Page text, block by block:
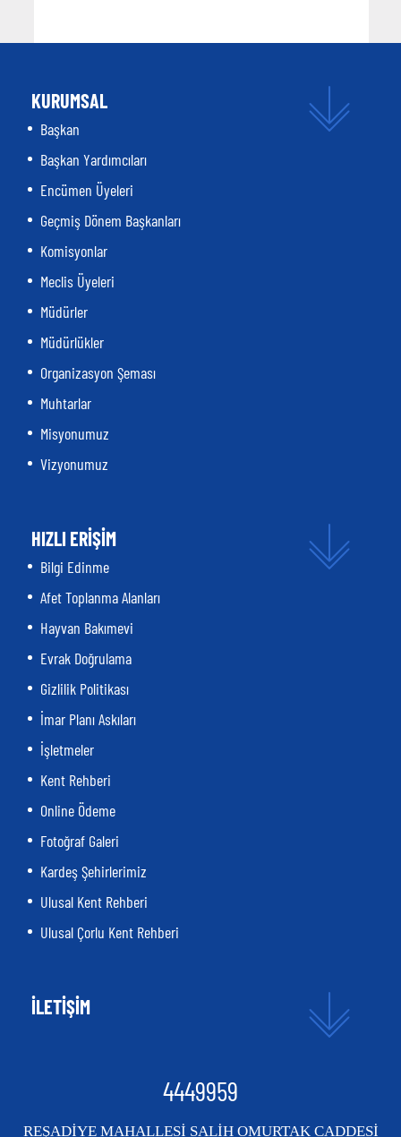
KURUMSAL
Başkan
Başkan Yardımcıları
Encümen Üyeleri
Geçmiş Dönem Başkanları
Komisyonlar
Meclis Üyeleri
Müdürler
Müdürlükler
Organizasyon Şeması
Muhtarlar
Misyonumuz
Vizyonumuz
HIZLI ERİŞİM
Bilgi Edinme
Afet Toplanma Alanları
Hayvan Bakımevi
Evrak Doğrulama
Gizlilik Politikası
İmar Planı Askıları
İşletmeler
Kent Rehberi
Online Ödeme
Fotoğraf Galeri
Kardeş Şehirlerimiz
Ulusal Kent Rehberi
Ulusal Çorlu Kent Rehberi
İLETİŞİM
4449959
REŞADİYE MAHALLESİ SALİH OMURTAK CADDESİ